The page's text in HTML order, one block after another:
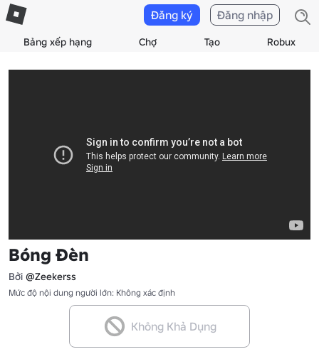
Bảng xếp hạng Chợ Tạo Robux
Đăng ký Đăng nhập
Bóng Đèn
Bởi @Zeekerss
Mức độ nội dung người lớn: Không xác định
Không Khả Dụng